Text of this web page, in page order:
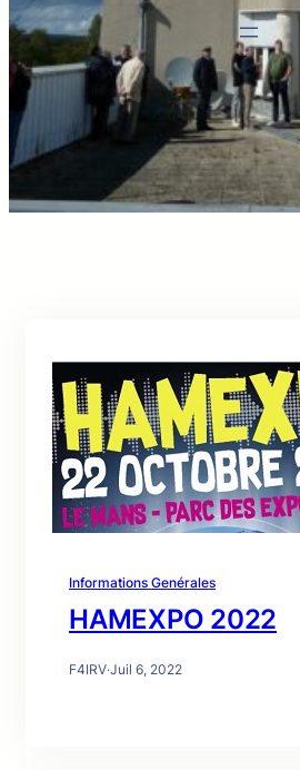
Informations Genérales
HAMEXPO 2022
F4IRV·Juil 6, 2022